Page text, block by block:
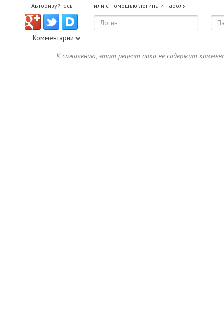
Авторизуйтесь или с помощью логина и пароля
Комментарии
К сожалению, этот рецепт пока не содержит